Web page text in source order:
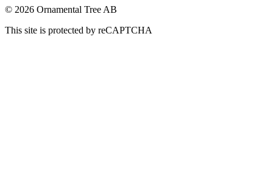
© 2026 Ornamental Tree AB
This site is protected by reCAPTCHA